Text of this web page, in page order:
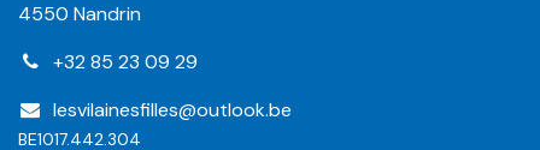
4550 Nandrin
+32 85 23 09 29
lesvilainesfilles@outlook.be
BE1017.442.304